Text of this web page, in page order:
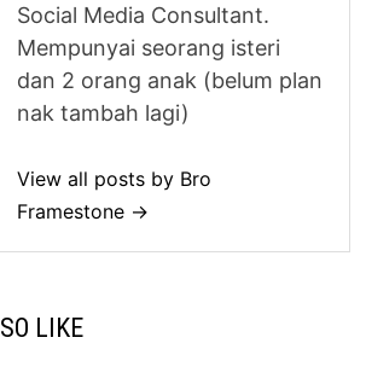
Social Media Consultant.
Mempunyai seorang isteri
dan 2 orang anak (belum plan
nak tambah lagi)
View all posts by Bro
Framestone →
LIKE